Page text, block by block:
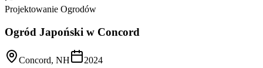
Projektowanie Ogrodów
Ogród Japoński w Concord
Concord, NH
2024